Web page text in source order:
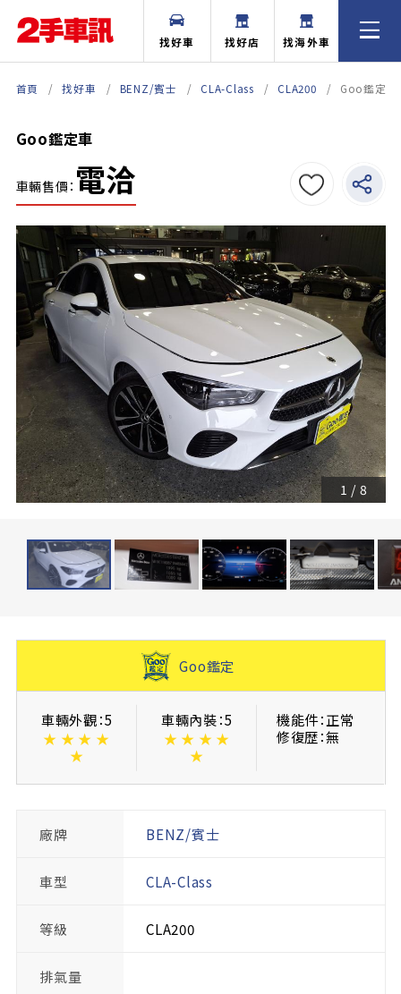
找好車 找好店 找海外車
首頁 找好車 BENZ/賓士 CLA-Class CLA200 Goo鑑定車
Goo鑑定車
車輛售價： 電洽
1 / 8
Goo鑑定
車輛外觀：5
★ ★ ★ ★
★
車輛內裝：5
★ ★ ★ ★
★
機能件：正常
修復歴：無
廠牌 BENZ/賓士
車型 CLA-Class
等級 CLA200
排氣量